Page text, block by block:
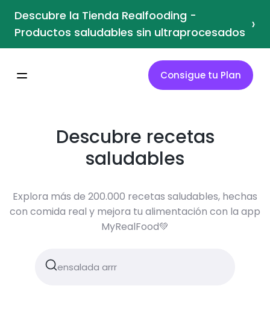
Descubre la Tienda Realfooding -
Productos saludables sin ultraprocesados ›
Consigue tu Plan
Descubre recetas
saludables
Explora más de 200.000 recetas saludables, hechas
con comida real y mejora tu alimentación con la app
MyRealFood💚